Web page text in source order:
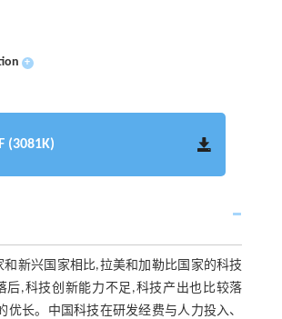
+
(3081K)
和新兴国家相比,拉美和加勒比国家的科技
后,科技创新能力不足,科技产出也比较落
优长。中国科技在研发经费与人力投入、